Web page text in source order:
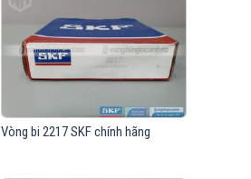
Vòng bi 2217 SKF chính hãng